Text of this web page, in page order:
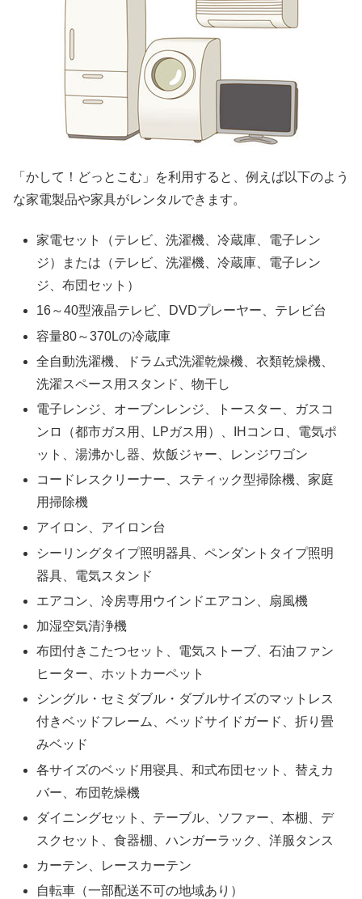
「かして！どっとこむ」を利用すると、例えば以下のよう
な家電製品や家具がレンタルできます。
家電セット（テレビ、洗濯機、冷蔵庫、電子レン
ジ）または（テレビ、洗濯機、冷蔵庫、電子レン
ジ、布団セット）
16～40型液晶テレビ、DVDプレーヤー、テレビ台
容量80～370Lの冷蔵庫
全自動洗濯機、ドラム式洗濯乾燥機、衣類乾燥機、
洗濯スペース用スタンド、物干し
電子レンジ、オーブンレンジ、トースター、ガスコ
ンロ（都市ガス用、LPガス用）、IHコンロ、電気ポ
ット、湯沸かし器、炊飯ジャー、レンジワゴン
コードレスクリーナー、スティック型掃除機、家庭
用掃除機
アイロン、アイロン台
シーリングタイプ照明器具、ペンダントタイプ照明
器具、電気スタンド
エアコン、冷房専用ウインドエアコン、扇風機
加湿空気清浄機
布団付きこたつセット、電気ストーブ、石油ファン
ヒーター、ホットカーペット
シングル・セミダブル・ダブルサイズのマットレス
付きベッドフレーム、ベッドサイドガード、折り畳
みベッド
各サイズのベッド用寝具、和式布団セット、替えカ
バー、布団乾燥機
ダイニングセット、テーブル、ソファー、本棚、デ
スクセット、食器棚、ハンガーラック、洋服タンス
カーテン、レースカーテン
自転車（一部配送不可の地域あり）